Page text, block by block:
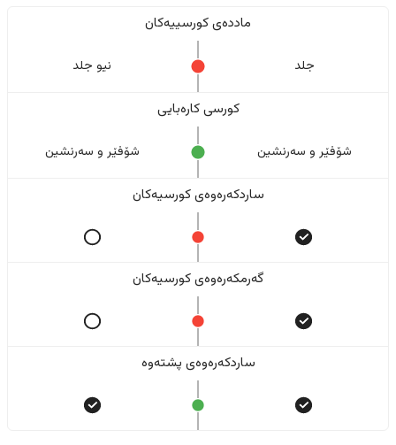
ماددەی کورسییەکان
جلد نیو جلد
کورسی کارەبایی
شۆفێر و سەرنشین شۆفێر و سەرنشین
ساردکەرەوەی کورسیەکان
گەرمکەرەوەی کورسیەکان
ساردکەرەوەی پشتەوە